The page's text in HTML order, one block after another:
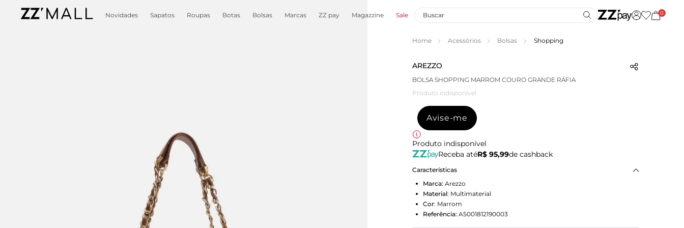
Novidades Sapatos Roupas Botas Bolsas Marcas ZZ pay Magazzine Sale 0
Home Acessórios Bolsas Shopping
AREZZO
BOLSA SHOPPING MARROM COURO GRANDE RÁFIA
Produto indisponível
Avise-me
Produto indisponível
Receba atéR$ 95,99de cashback
Características
Marca: Arezzo
Material: Multimaterial
Cor: Marrom
Referência: A5001812190003